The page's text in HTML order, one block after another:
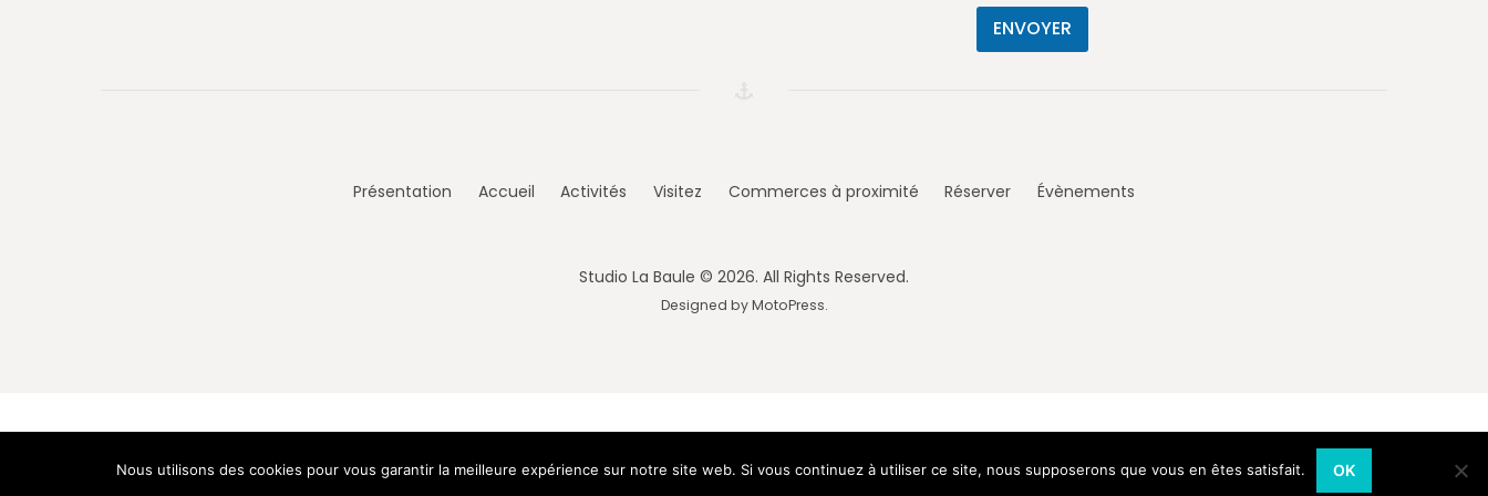
Présentation Accueil Activités Visitez Commerces à proximité Réserver Évènements
Studio La Baule © 2026. All Rights Reserved.
Designed byMotoPress.
Nous utilisons des cookies pour vous garantir la meilleure expérience sur notre site web. Si vous continuez à utiliser ce site, nous supposerons que vous en êtes satisfait. OK